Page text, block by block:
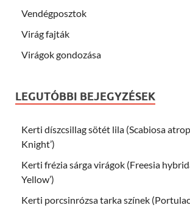
Vendégposztok
Virág fajták
Virágok gondozása
LEGUTÓBBI BEJEGYZÉSEK
Kerti díszcsillag sötét lila (Scabiosa
Knight’)
Kerti frézia sárga virágok (Freesia
Yellow’)
Kerti porcsinrózsa tarka színek